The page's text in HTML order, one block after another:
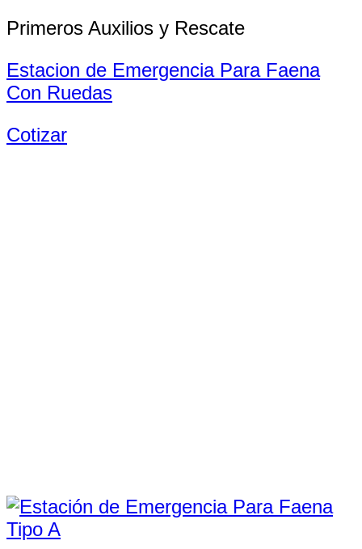
Primeros Auxilios y Rescate
Estacion de Emergencia Para Faena
Con Ruedas
Cotizar